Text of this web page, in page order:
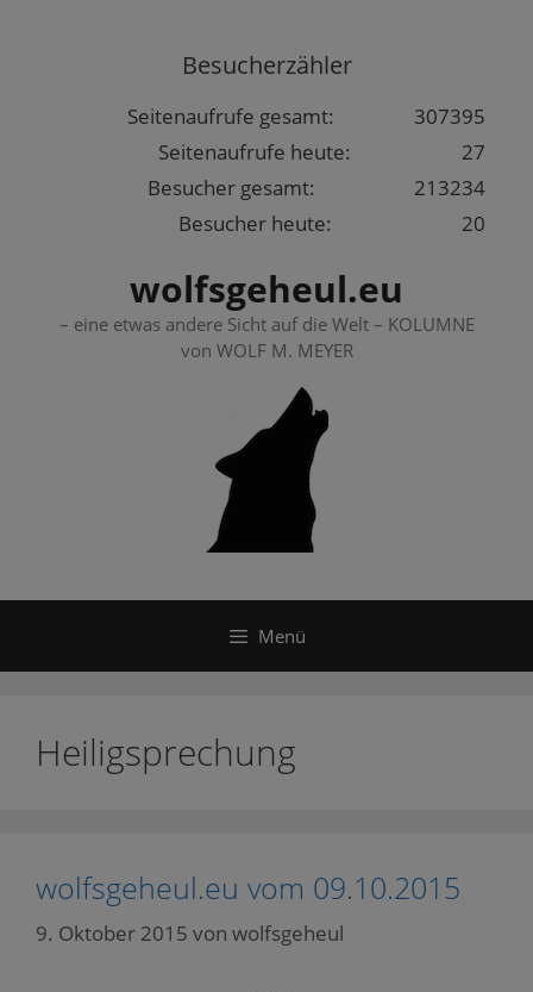
Besucherzähler
307395
Seitenaufrufe gesamt:
27
Seitenaufrufe heute:
213234
Besucher gesamt:
20
Besucher heute:
wolfsgeheul.eu
– eine etwas andere Sicht auf die Welt – KOLUMNE
von WOLF M. MEYER
Menü
Heiligsprechung
wolfsgeheul.eu vom 09.10.2015
9. Oktober 2015 von wolfsgeheul